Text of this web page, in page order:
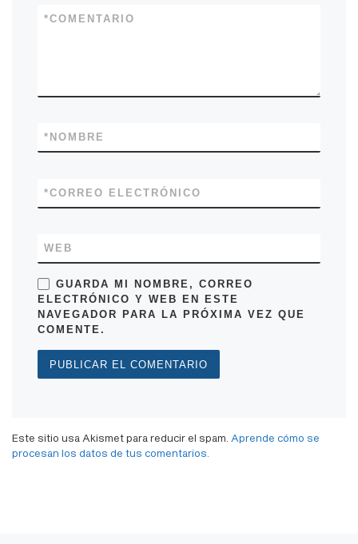
COMENTARIO
*
NOMBRE
*
CORREO ELECTRÓNICO
*
WEB
GUARDA MI NOMBRE, CORREO
ELECTRÓNICO Y WEB EN ESTE
NAVEGADOR PARA LA PRÓXIMA VEZ QUE
COMENTE.
Este sitio usa Akismet para reducir el spam. Aprende cómo se
procesan los datos de tus comentarios.